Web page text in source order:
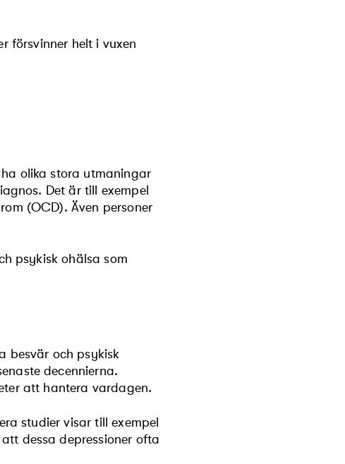
försvinner helt i vuxen
olika stora utmaningar
Det är till exempel
(OCD). Även personer
psykisk ohälsa som
besvär och psykisk
decennierna.
att hantera vardagen.
studier visar till exempel
dessa depressioner ofta